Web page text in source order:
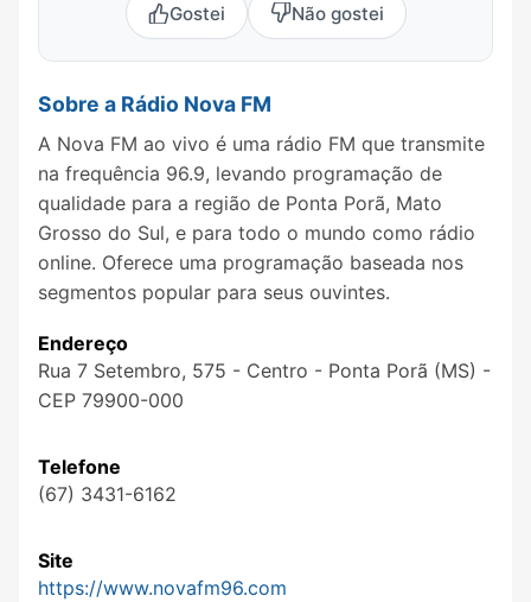
Gostei Não gostei
Sobre a Rádio Nova FM
A Nova FM ao vivo é uma rádio FM que transmite
na frequência 96.9, levando programação de
qualidade para a região de Ponta Porã, Mato
Grosso do Sul, e para todo o mundo como rádio
online. Oferece uma programação baseada nos
segmentos popular para seus ouvintes.
Endereço
Rua 7 Setembro, 575 - Centro - Ponta Porã (MS) -
CEP 79900-000
Telefone
(67) 3431-6162
Site
https://www.novafm96.com